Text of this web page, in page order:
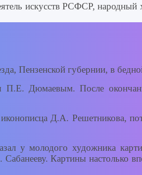
искусств РСФСР,
Пензенской губернии, в
П.Е. Дюмаевым. После
Д.А. Решетникова,
у молодого художника
Картины настолько